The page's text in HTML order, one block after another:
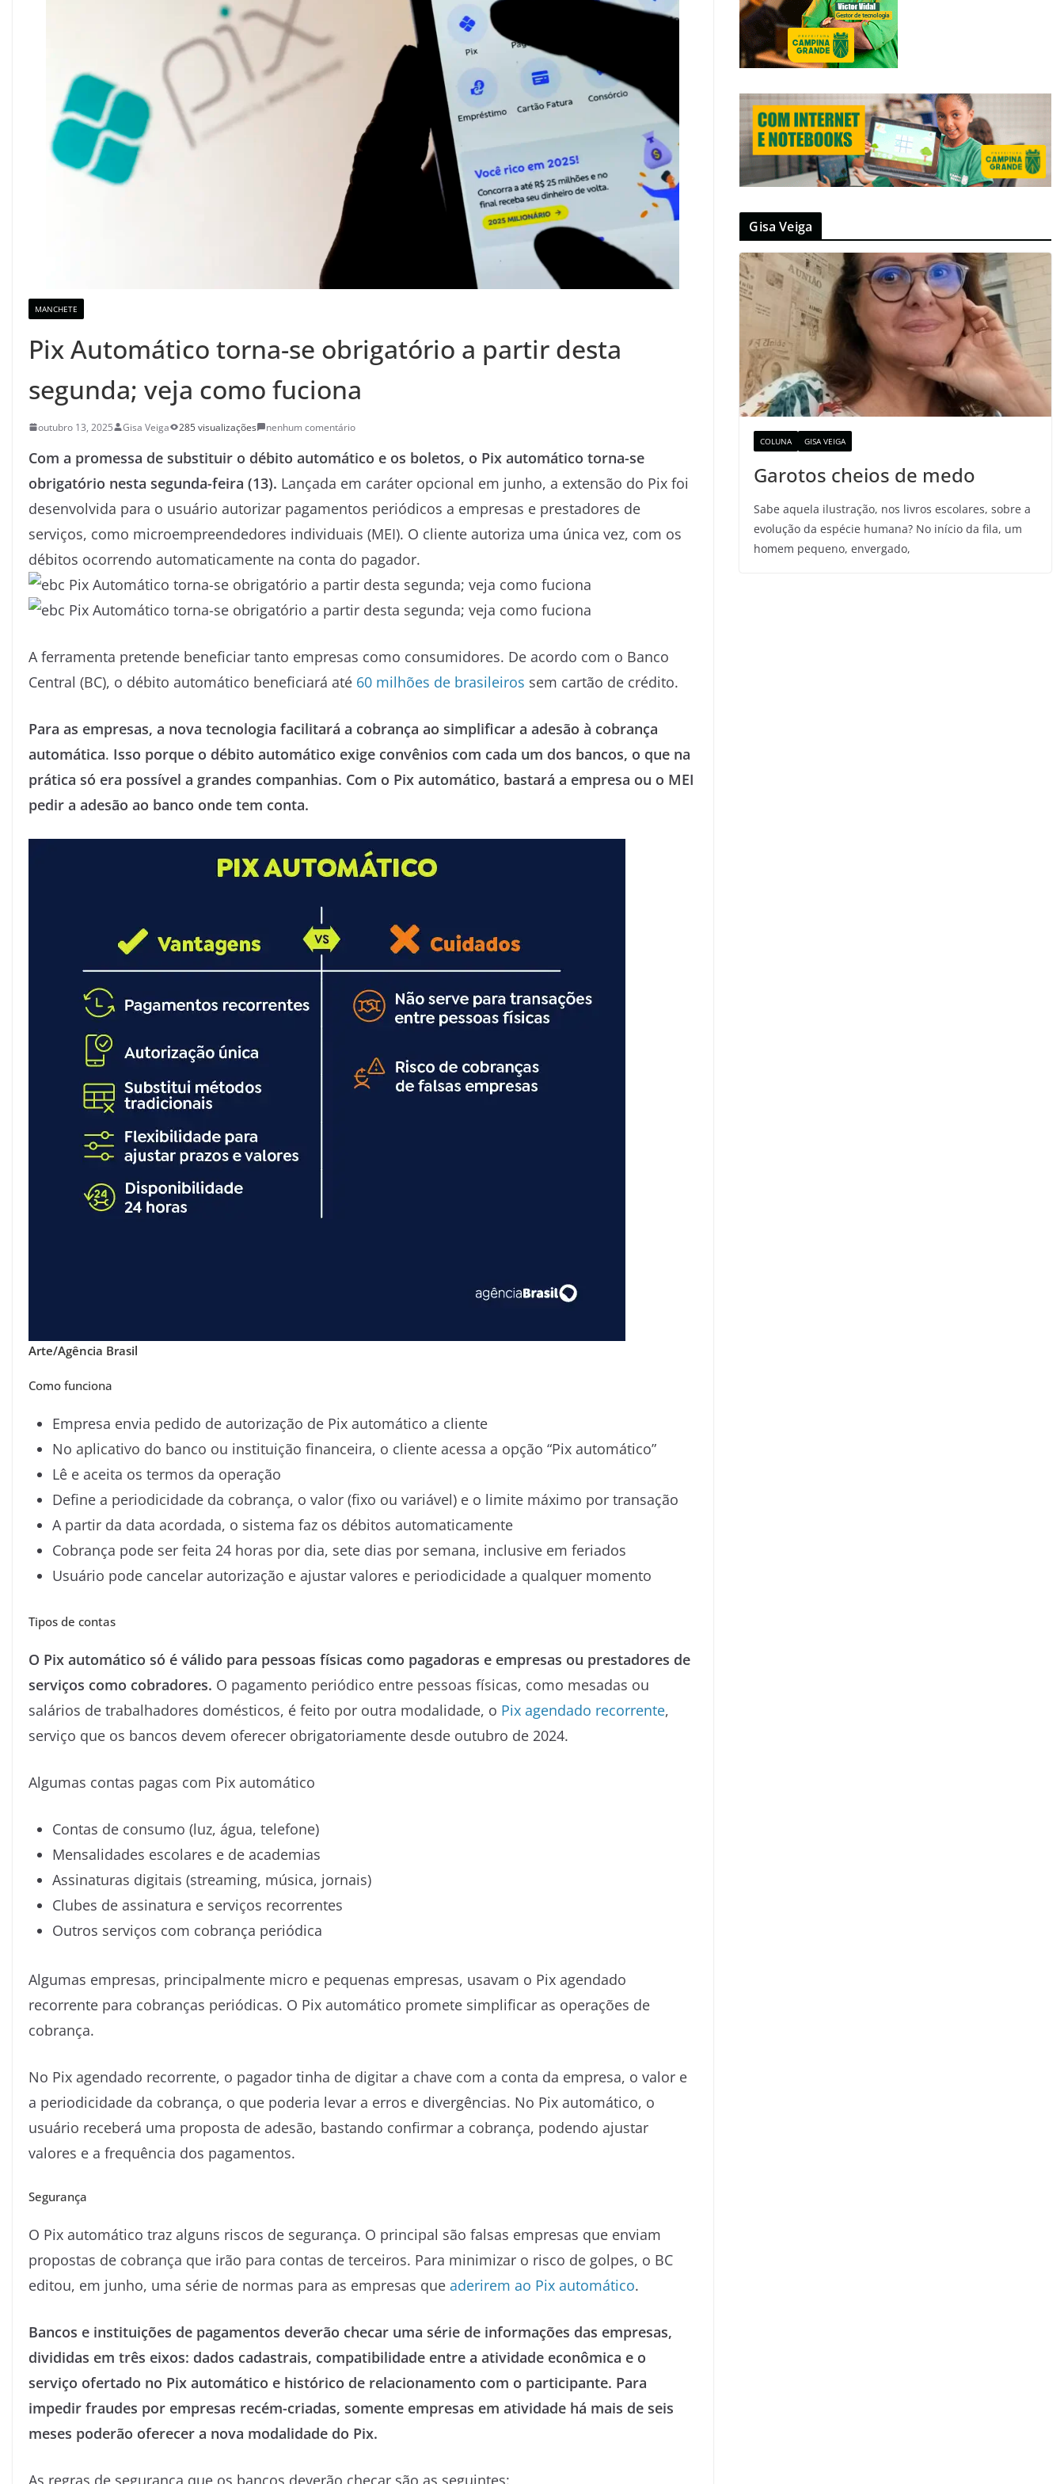
MANCHETE
Pix Automático torna-se obrigatório a partir desta
segunda; veja como fuciona
outubro 13, 2025 Gisa Veiga 285 visualizações nenhum comentário
Com a promessa de substituir o débito automático e os boletos, o Pix automático torna-se
obrigatório nesta segunda-feira (13). Lançada em caráter opcional em junho, a extensão do Pix foi
desenvolvida para o usuário autorizar pagamentos periódicos a empresas e prestadores de
serviços, como microempreendedores individuais (MEI). O cliente autoriza uma única vez, com os
débitos ocorrendo automaticamente na conta do pagador.
A ferramenta pretende beneficiar tanto empresas como consumidores. De acordo com o Banco
Central (BC), o débito automático beneficiará até 60 milhões de brasileiros sem cartão de crédito.
Para as empresas, a nova tecnologia facilitará a cobrança ao simplificar a adesão à cobrança
automática. Isso porque o débito automático exige convênios com cada um dos bancos, o que na
prática só era possível a grandes companhias. Com o Pix automático, bastará a empresa ou o MEI
pedir a adesão ao banco onde tem conta.
Arte/Agência Brasil
Como funciona
Empresa envia pedido de autorização de Pix automático a cliente
No aplicativo do banco ou instituição financeira, o cliente acessa a opção “Pix automático”
Lê e aceita os termos da operação
Define a periodicidade da cobrança, o valor (fixo ou variável) e o limite máximo por transação
A partir da data acordada, o sistema faz os débitos automaticamente
Cobrança pode ser feita 24 horas por dia, sete dias por semana, inclusive em feriados
Usuário pode cancelar autorização e ajustar valores e periodicidade a qualquer momento
Tipos de contas
O Pix automático só é válido para pessoas físicas como pagadoras e empresas ou prestadores de
serviços como cobradores. O pagamento periódico entre pessoas físicas, como mesadas ou
salários de trabalhadores domésticos, é feito por outra modalidade, o Pix agendado recorrente,
serviço que os bancos devem oferecer obrigatoriamente desde outubro de 2024.
Algumas contas pagas com Pix automático
Contas de consumo (luz, água, telefone)
Mensalidades escolares e de academias
Assinaturas digitais (streaming, música, jornais)
Clubes de assinatura e serviços recorrentes
Outros serviços com cobrança periódica
Algumas empresas, principalmente micro e pequenas empresas, usavam o Pix agendado
recorrente para cobranças periódicas. O Pix automático promete simplificar as operações de
cobrança.
No Pix agendado recorrente, o pagador tinha de digitar a chave com a conta da empresa, o valor e
a periodicidade da cobrança, o que poderia levar a erros e divergências. No Pix automático, o
usuário receberá uma proposta de adesão, bastando confirmar a cobrança, podendo ajustar
valores e a frequência dos pagamentos.
Segurança
O Pix automático traz alguns riscos de segurança. O principal são falsas empresas que enviam
propostas de cobrança que irão para contas de terceiros. Para minimizar o risco de golpes, o BC
editou, em junho, uma série de normas para as empresas que aderirem ao Pix automático.
Bancos e instituições de pagamentos deverão checar uma série de informações das empresas,
divididas em três eixos: dados cadastrais, compatibilidade entre a atividade econômica e o
serviço ofertado no Pix automático e histórico de relacionamento com o participante. Para
impedir fraudes por empresas recém-criadas, somente empresas em atividade há mais de seis
meses poderão oferecer a nova modalidade do Pix.
As regras de segurança que os bancos deverão checar são as seguintes:
Gisa Veiga
COLUNA GISA VEIGA
Garotos cheios de medo
Sabe aquela ilustração, nos livros escolares, sobre a
evolução da espécie humana? No início da fila, um
homem pequeno, envergado,